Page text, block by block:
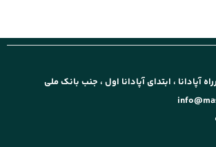
آپادانا ، ابتدای آپادانا اول ، جنب بانک ملی